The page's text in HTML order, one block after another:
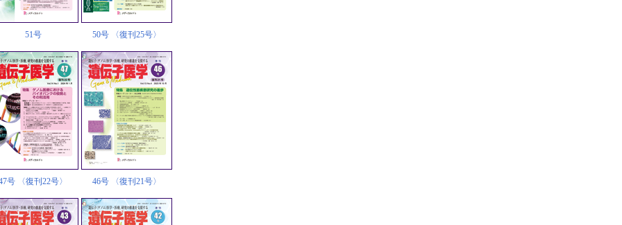
51号 50号 〈復刊25号〉
号 〈復刊22号〉 46号 〈復刊21号〉